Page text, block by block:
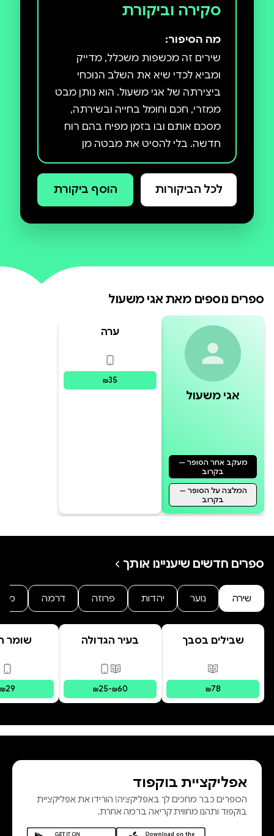
סקירה וביקורת
מה הסיפור:
שירים זה מכשפות משכלל, מדייק
ומביא לכדי שיא את השלב הנוכחי
ביצירתה של אגי משעול. הוא נותן מבט
ממזרי, חכם וחומל בחייה ובשירתה,
מסכם אותם ובו בזמן מפיח בהם רוח
חדשה. בלי להסיט את מבטה מן
המכאוב, מהאובדן הזוחל תמיד, אגי
משעול מציעה בו לאוהבי העברית, גם
עתה, מחבוא – של יופי, של אמת, של
לכל הביקורות הוסף ביקורת
ספרים נוספים מאתאגי משעול
אגי משעול
מעקב אחר הסופר —
בקרוב
המלצה על הסופר —
בקרוב
ערה
פורמטים זמינים
₪35
ספרים חדשים שיעניינו אותך
שירה נוער יהדות פרוזה דרמה
שבילים בסבך
פורמטים זמינים מודפס
₪78
בעיר הגדולה
פורמטים זמינים מודפס,
₪25-₪60
שומר
₪29
אפליקציית בוקפוד
הספרים כבר מחכים לך באפליקציה! הורידו את אפליקציית
בוקפוד ותהנו מחווית קריאה ברמה אחרת.